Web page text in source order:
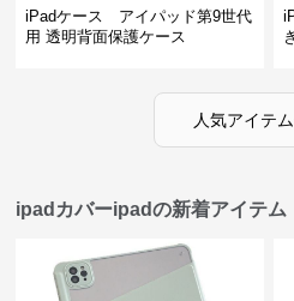
iPadケース アイパッド第9世代
用 透明背面保護ケース
人気アイテ
ipadカバーipadの新着アイテム